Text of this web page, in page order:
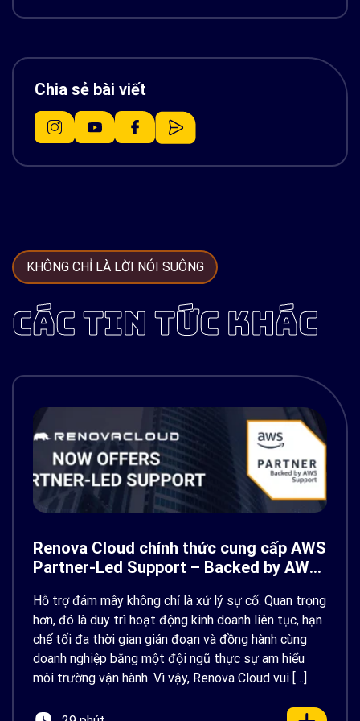
Chia sẻ bài viết
KHÔNG CHỈ LÀ LỜI NÓI SUÔNG
CÁC TIN TỨC KHÁC
Renova Cloud chính thức cung cấp AWS
Partner-Led Support – Backed by AWS
Hỗ trợ đám mây không chỉ là xử lý sự cố. Quan trọng
hơn, đó là duy trì hoạt động kinh doanh liên tục, hạn
chế tối đa thời gian gián đoạn và đồng hành cùng
doanh nghiệp bằng một đội ngũ thực sự am hiểu
môi trường vận hành. Vì vậy, Renova Cloud vui […]